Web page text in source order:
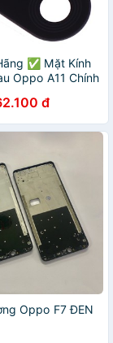
✅ Mặt Kính
Oppo A11 Chính
đ
Oppo F7 ĐEN